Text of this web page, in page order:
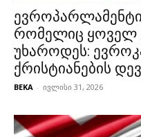
რომელიც ყოველ
უხაროდეს:
ქრისტიანების
BEKA - ივლისი 31, 2026